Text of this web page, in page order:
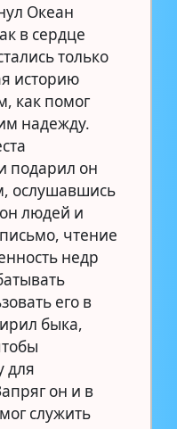
Океан
в сердце
только
историю
как помог
надежду.
подарил он
ослушавшись
людей и
чтение
недр
его в
быка,
для
он и в
служить